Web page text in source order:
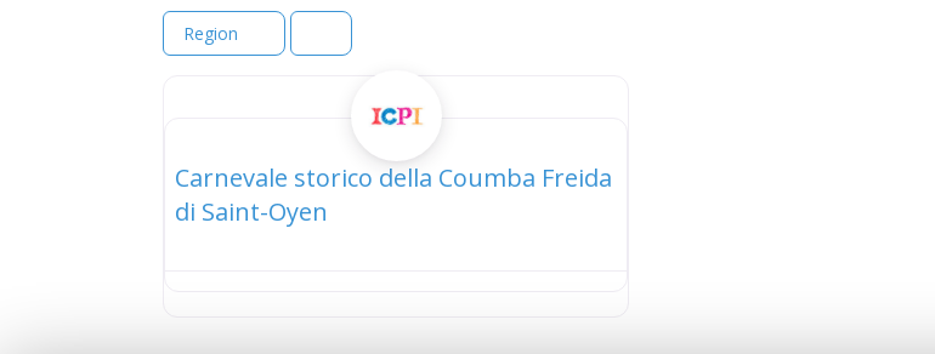
Region
Carnevale storico della Coumba Freida
di Saint-Oyen